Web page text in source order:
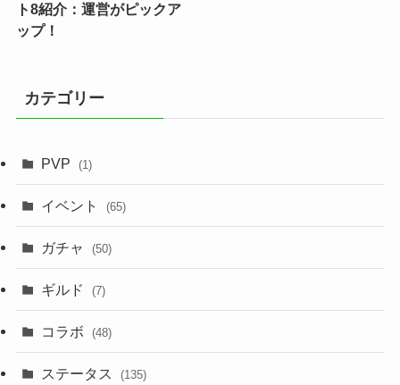
ト8紹介：運営がピックア
ップ！
カテゴリー
PVP (1)
イベント (65)
ガチャ (50)
ギルド (7)
コラボ (48)
ステータス (135)